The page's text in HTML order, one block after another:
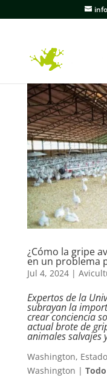
¿Cómo la gripe
en un problema
Jul 4, 2024|
Expertos de la
subrayan la
crear conciencia
actual brote de
animales salvajes
Washington,
Washington |